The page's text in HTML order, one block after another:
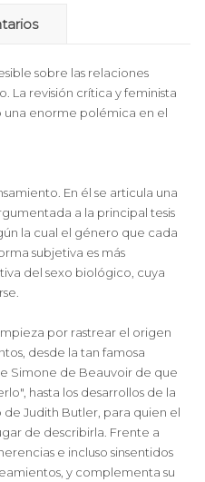
sobre las relaciones
La revisión crítica y feminista
enorme polémica en el
En él se articula una
a la principal tesis
la cual el género que cada
subjetiva es más
del sexo biológico, cuya
por rastrear el origen
desde la tan famosa
Simone de Beauvoir de que
hasta los desarrollos de la
Judith Butler, para quien el
de describirla. Frente a
e incluso sinsentidos
y complementa su